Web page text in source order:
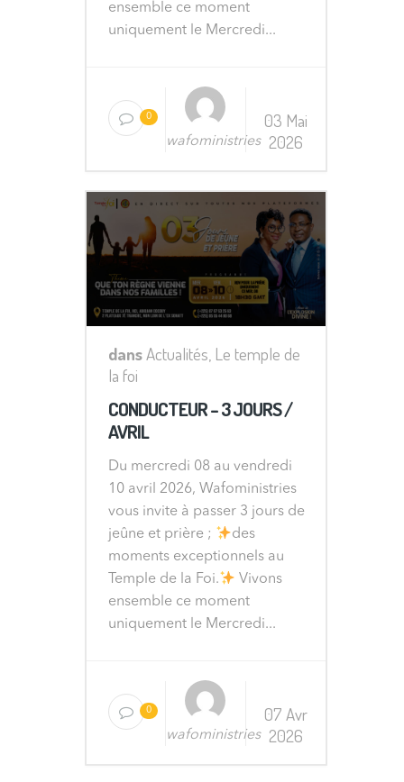
ensemble ce moment
uniquement le Mercredi...
0
wafoministries
03 Mai
2026
dansActualités Le temple de
la foi
CONDUCTEUR – 3 JOURS /
AVRIL
Du mercredi 08 au vendredi
10 avril 2026, Wafoministries
vous invite à passer 3 jours de
jeûne et prière ;
des
moments exceptionnels au
Temple de la Foi.
Vivons
ensemble ce moment
uniquement le Mercredi...
0
wafoministries
07 Avr
2026